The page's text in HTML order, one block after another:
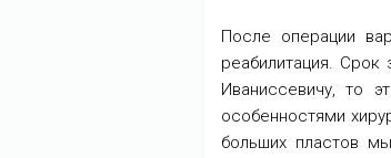
После операции
реабилитация.
Иваниссевичу, то
особенностями
больших пластов